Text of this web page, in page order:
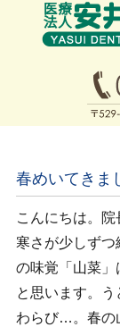
春めいてきま
こんにちは。院
寒さが少しず
の味覚「山菜」
と思います。う
わらび…。春の